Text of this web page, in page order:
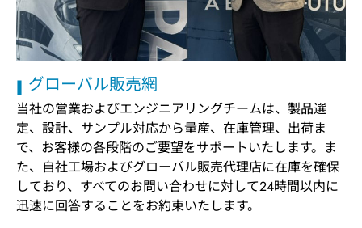
グローバル販売網
当社の営業およびエンジニアリングチームは、製品選
定、設計、サンプル対応から量産、在庫管理、出荷ま
で、お客様の各段階のご要望をサポートいたします。ま
た、自社工場およびグローバル販売代理店に在庫を確保
しており、すべてのお問い合わせに対して24時間以内に
迅速に回答することをお約束いたします。